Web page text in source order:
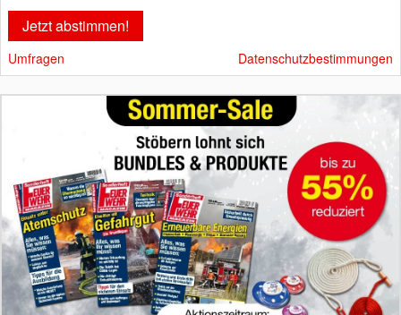
Umfragen Datenschutzbestimmungen